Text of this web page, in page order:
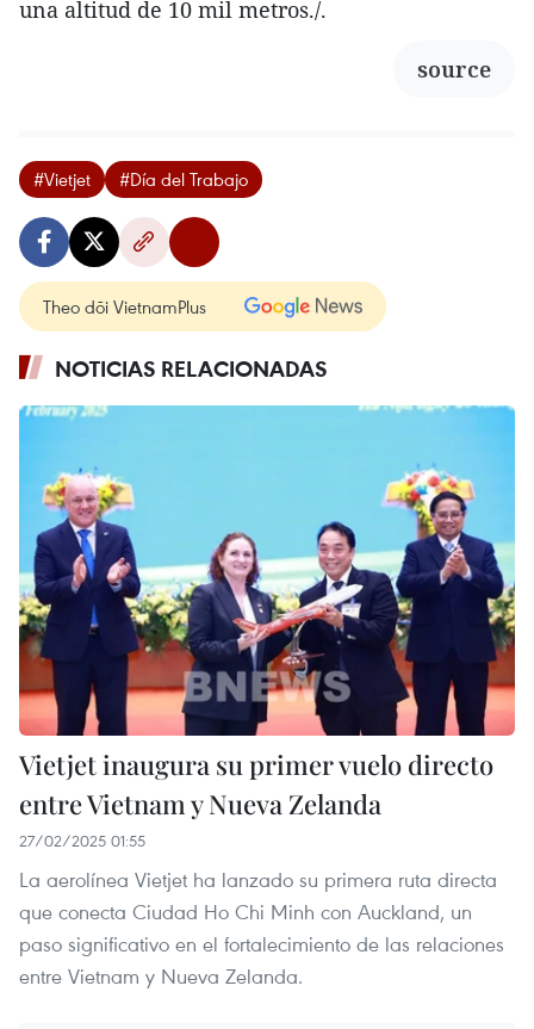
una altitud de 10 mil metros./.
source
#Vietjet #Día del Trabajo
Theo dõi VietnamPlus
NOTICIAS RELACIONADAS
Vietjet inaugura su primer vuelo directo
entre Vietnam y Nueva Zelanda
27/02/2025 01:55
La aerolínea Vietjet ha lanzado su primera ruta directa
que conecta Ciudad Ho Chi Minh con Auckland, un
paso significativo en el fortalecimiento de las relaciones
entre Vietnam y Nueva Zelanda.